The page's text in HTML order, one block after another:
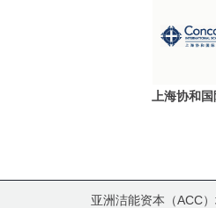
上海协和
亚洲洁能资本（ACC